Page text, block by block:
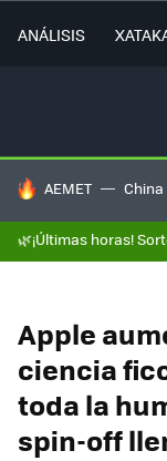
ANÁLISIS
HOY SE HABLA DE
AEMET China
🌿¡Últimas horas!
Apple
ciencia
toda la
spin-off